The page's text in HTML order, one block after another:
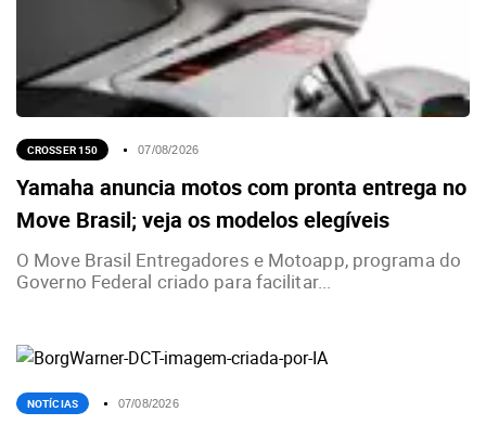
CROSSER 150 07/08/2026
Yamaha anuncia motos com pronta entrega no
Move Brasil; veja os modelos elegíveis
O Move Brasil Entregadores e Motoapp, programa do
Governo Federal criado para facilitar...
NOTÍCIAS 07/08/2026